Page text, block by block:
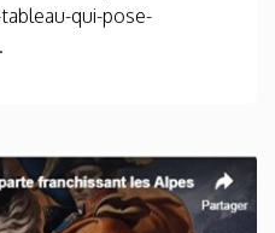
qui-pose-